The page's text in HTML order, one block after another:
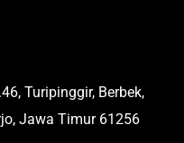
Turipinggir, Berbek,
Jawa Timur 61256